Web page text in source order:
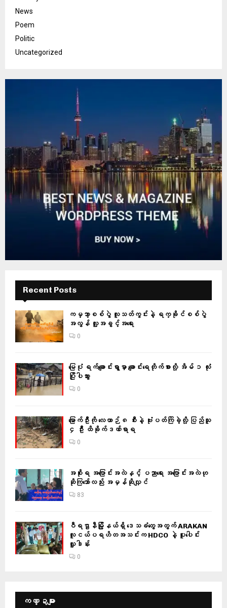
News
Poem
Politic
Uncategorized
Recent Posts
ကမ္ဘာ့စစ်ပွဲ လူသတ်ကွင်းနဲ့ ရက္ခိုင်စစ်ပွဲ
အလွန် လူ့အခွင့်အရေး
0
မြေပုံ ရက်ချောင်းရွာမှာ ချောင်းရေတိုက်စားလို့ အိမ် ၁ လုံး
ပြိုပါသွား
0
မြောက်ဦးကို လေယာဉ် ၈ စီးနဲ့ ဗုံးပတ်ကြဲခဲ့လို့ ပြည်သူ
၄ ဦး ထိခိုက်ဒဏ်ရာရ
0
အစိုးရ အပြောင်းအလဲနှင့် ပညာရေး အပြောင်းအလဲဟု
ဆိုကြသော်လည်း အမှန်ဆိုလျှင်
83
ဝီရဌာနီမြို့နယ်ရှိ‌ ဒေသခံတွေအတွက် ARAKAN
လူငယ်ပရဟိတအသင်းက HDCO နဲ့ ပူးပေါင်း
လှူဒါန်း
0
ကဏ္ဍများ